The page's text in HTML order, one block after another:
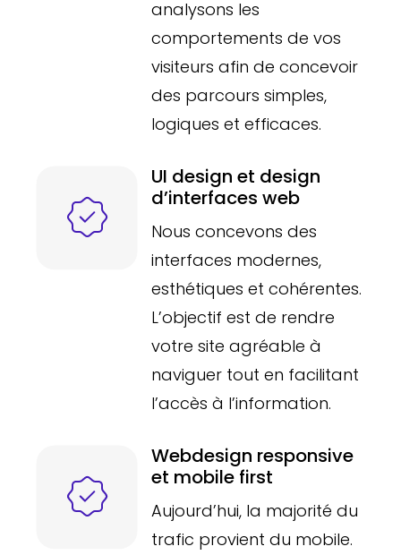
analysons les
comportements de vos
visiteurs afin de concevoir
des parcours simples,
logiques et efficaces.
UI design et design
d’interfaces web
Nous concevons des
interfaces modernes,
esthétiques et cohérentes.
L’objectif est de rendre
votre site agréable à
naviguer tout en facilitant
l’accès à l’information.
Webdesign responsive
et mobile first
Aujourd’hui, la majorité du
trafic provient du mobile.